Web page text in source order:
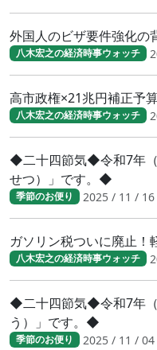
外国人のビザ要件強化の
八木宏之の経済時事ウォッチ
高市政権×21兆円補正予
八木宏之の経済時事ウォッチ
◆二十四節気◆令和7年（
せつ）」です。◆
季節のお便り 2025 / 11 / 16
ガソリン税ついに廃止！
八木宏之の経済時事ウォッチ
◆二十四節気◆令和7年
う）」です。◆
季節のお便り 2025 / 11 / 04